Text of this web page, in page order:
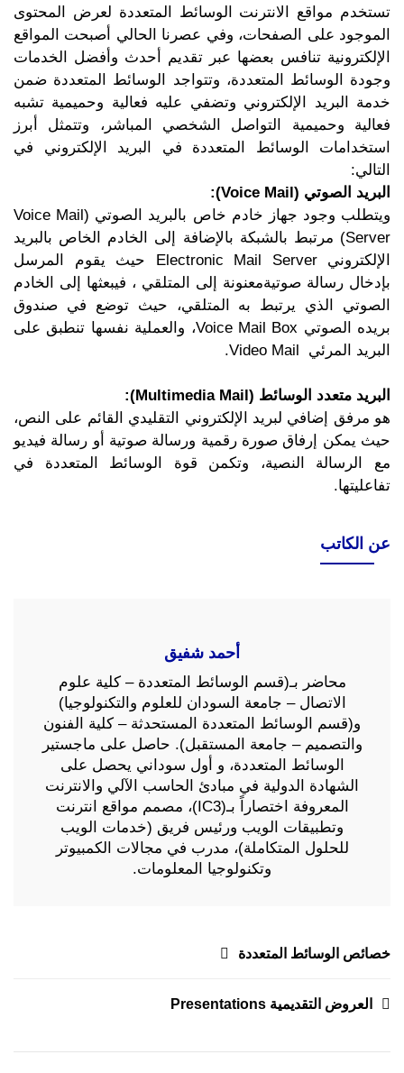
تستخدم مواقع الانترنت الوسائط المتعددة لعرض المحتوى
الموجود على الصفحات، وفي عصرنا الحالي أصبحت المواقع
الإلكترونية تنافس بعضها عبر تقديم أحدث وأفضل الخدمات
وجودة الوسائط المتعددة، وتتواجد الوسائط المتعددة ضمن
خدمة البريد الإلكتروني وتضفي عليه فعالية وحميمية تشبه
فعالية وحميمية التواصل الشخصي المباشر، وتتمثل أبرز
استخدامات الوسائط المتعددة في البريد الإلكتروني في
التالي:
البريد الصوتي (Voice Mail):
ويتطلب وجود جهاز خادم خاص بالبريد الصوتي (Voice Mail
Server) مرتبط بالشبكة بالإضافة إلى الخادم الخاص بالبريد
الإلكتروني Electronic Mail Server حيث يقوم المرسل
بإدخال رسالة صوتيةمعنونة إلى المتلقي ، فيبعثها إلى الخادم
الصوتي الذي يرتبط به المتلقي، حيث توضع في صندوق
بريده الصوتي Voice Mail Box، والعملية نفسها تنطبق على
البريد المرئي Video Mail.
البريد متعدد الوسائط (Multimedia Mail):
هو مرفق إضافي لبريد الإلكتروني التقليدي القائم على النص،
حيث يمكن إرفاق صورة رقمية ورسالة صوتية أو رسالة فيديو
مع الرسالة النصية، وتكمن قوة الوسائط المتعددة في
تفاعليتها.
عن الكاتب
أحمد شفيق
محاضر بـ(قسم الوسائط المتعددة – كلية علوم
الاتصال – جامعة السودان للعلوم والتكنولوجيا)
و(قسم الوسائط المتعددة المستحدثة – كلية الفنون
والتصميم – جامعة المستقبل). حاصل على ماجستير
الوسائط المتعددة، و أول سوداني يحصل على
الشهادة الدولية في مبادئ الحاسب الآلي والانترنت
المعروفة اختصاراً بـ(IC3)، مصمم مواقع انترنت
وتطبيقات الويب ورئيس فريق (خدمات الويب
للحلول المتكاملة)، مدرب في مجالات الكمبيوتر
وتكنولوجيا المعلومات.
تصفّح
المقالات
خصائص الوسائط المتعددة
العروض التقديمية Presentations